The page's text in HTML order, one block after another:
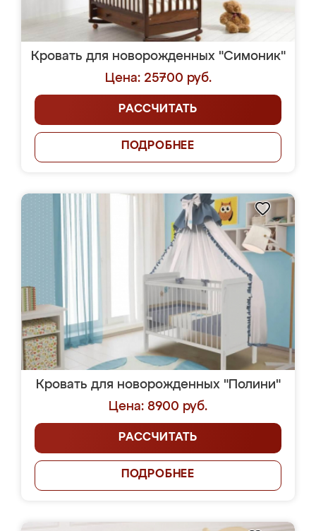
Кровать для новорожденных "Симоник"
Цена: 25700 руб.
РАССЧИТАТЬ
ПОДРОБНЕЕ
Кровать для новорожденных "Полини"
Цена: 8900 руб.
РАССЧИТАТЬ
ПОДРОБНЕЕ